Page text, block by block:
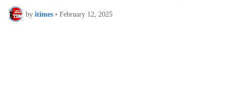
by itimes • February 12, 2025